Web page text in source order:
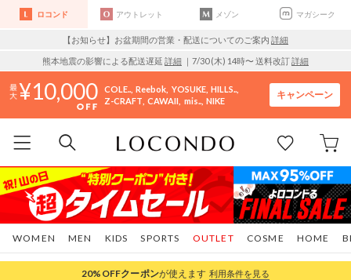
ロコンド アウトレット メゾン マガシーク
【お知らせ】お盆期間の営業・配送についてのご案内 詳細
熊本地震の影響による配送遅延 詳細 ｜7/30 (木) 14時〜 送料改訂詳細
10,000 COLE.. Reebok YOSUKE HILLS..
Z-CRAFT CAWAII mis.. NIKE
キャンペーン
WOMEN MEN KIDS SPORTS COSME HOME
OUTLET
20%OFFクーポンが使えます 利用条件を見る